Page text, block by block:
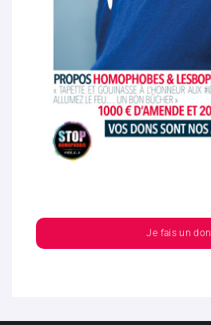
Je fais un don